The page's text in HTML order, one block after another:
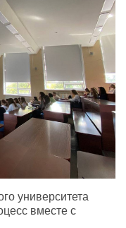
университета
вместе с